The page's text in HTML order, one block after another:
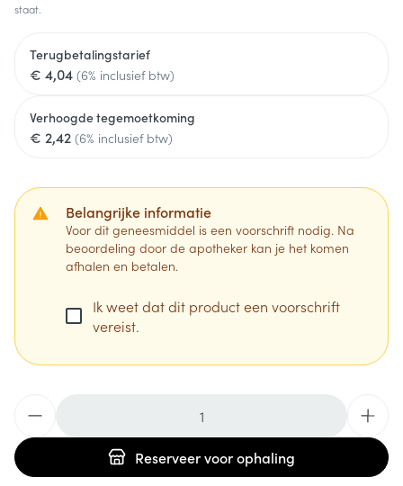
staat.
Terugbetalingstarief
€ 4,04 (6% inclusief btw)
Verhoogde tegemoetkoming
€ 2,42 (6% inclusief btw)
Belangrijke informatie
Voor dit geneesmiddel is een voorschrift nodig. Na
beoordeling door de apotheker kan je het komen
afhalen en betalen.
Ik weet dat dit product een voorschrift
vereist.
Reserveervoor ophaling